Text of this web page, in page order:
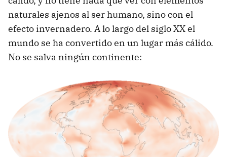
naturales ajenos al ser humano, sino con el
efecto invernadero. A lo largo del siglo XX el
mundo se ha convertido en un lugar más cálido.
No se salva ningún continente: